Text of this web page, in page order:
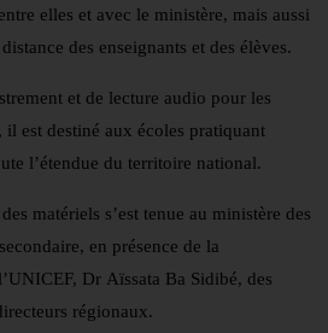
elles et avec le ministère, mais aussi
des enseignants et des élèves.
et de lecture audio pour les
il est destiné aux écoles pratiquant
l’étendue du territoire national.
matériels s’est tenue au ministère des
en présence de la
Dr Aïssata Ba Sidibé, des
régionaux.